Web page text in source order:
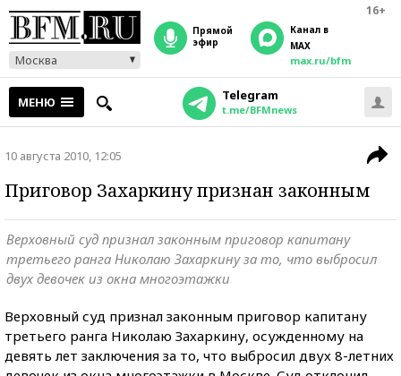
16+
Москва
прямой
эфир
Канал в
MAX
max.ru/bfm
МЕНЮ Telegram
t.me/BFMnews
10 августа 2010, 12:05
Приговор Захаркину признан законным
Верховный суд признал законным приговор капитану
третьего ранга Николаю Захаркину за то, что выбросил
двух девочек из окна многоэтажки
Верховный суд признал законным приговор капитану
третьего ранга Николаю Захаркину, осужденному на
девять лет заключения за то, что выбросил двух 8-летних